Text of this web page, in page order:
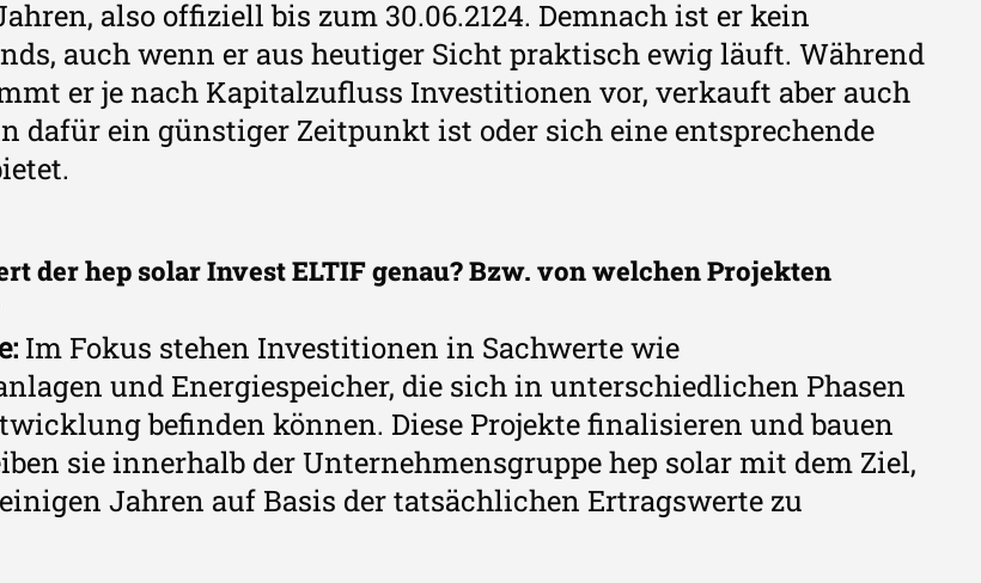
also offiziell bis zum 30.06.2124. Demnach ist er kein
auch wenn er aus heutiger Sicht praktisch ewig läuft. Während
er je nach Kapitalzufluss Investitionen vor, verkauft aber auch
dafür ein günstiger Zeitpunkt ist oder sich eine entsprechende
der hep solar Invest ELTIF genau? Bzw. von welchen Projekten
Im Fokus stehen Investitionen in Sachwerte wie
und Energiespeicher, die sich in unterschiedlichen Phasen
befinden können. Diese Projekte finalisieren und bauen
sie innerhalb der Unternehmensgruppe hep solar mit dem Ziel,
Jahren auf Basis der tatsächlichen Ertragswerte zu